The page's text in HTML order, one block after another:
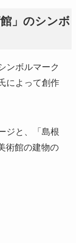
」のシンボ
ンボルマーク
によって創作
ジと、「島根
術館の建物の